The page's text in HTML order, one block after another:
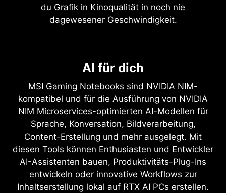
du Grafik in Kinoqualität in noch nie
dagewesener Geschwindigkeit.
AI für dich
MSI Gaming Notebooks sind NVIDIA NIM-
kompatibel und für die Ausführung von NVIDIA
NIM Microservices-optimierten AI-Modellen für
Sprache, Konversation, Bildverarbeitung,
Content-Erstellung und mehr ausgelegt. Mit
diesen Tools können Enthusiasten und Entwickler
AI-Assistenten bauen, Produktivitäts-Plug-Ins
entwickeln oder innovative Workflows zur
Inhaltserstellung lokal auf RTX AI PCs erstellen.
Überragende Geschwindigkeit.
Überlegene Grafik. Durch AI
unterstützt.
DLSS ist eine revolutionäre Sammlung neuronaler
Rendering-Technologien, die AI nutzt, um die
FPS zu erhöhen, die Latenz zu reduzieren und
die Bildqualität zu verbessern. Der neueste
Durchbruch, DLSS 4, bringt eine neue Multi-
Frame-Generation und verbesserte Ray-
Vollständiges Raytracing mit
neuronalem Rendering
Bahnbrechender Realismus
Die NVIDIA Blackwell-Architektur ermöglicht den
bahnbrechenden Realismus von vollständigem
Raytracing. Erlebe Grafik in Kinoqualität mit
beispielloser Geschwindigkeit mit der GeForce
RTX 50-Serie mit RT-Recheneinheiten der
vierten Generation und neuronalen Rendering-